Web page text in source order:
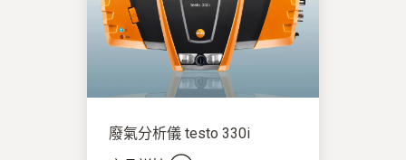
廢氣分析儀 testo 330i